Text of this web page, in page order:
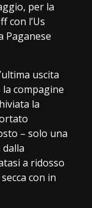
per la
con l’Us
Paganese
uscita
compagine
la
– solo una
dalla
a ridosso
con in